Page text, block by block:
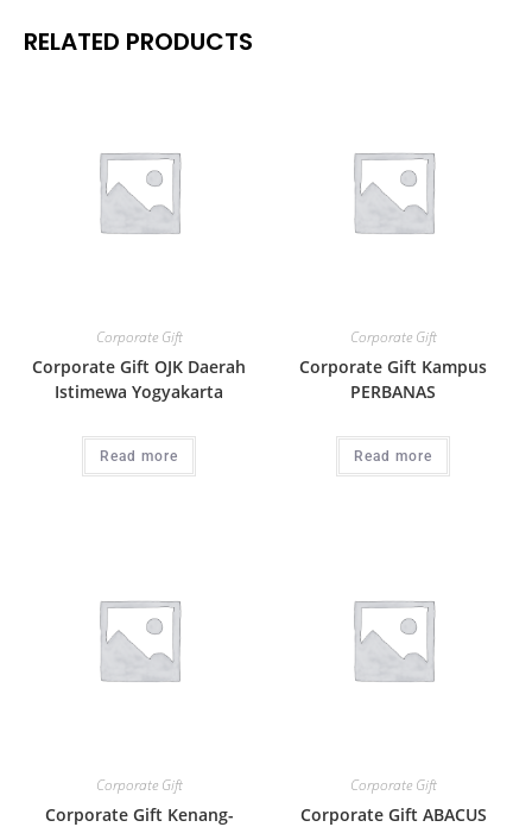
RELATED PRODUCTS
Corporate Gift
Corporate Gift OJK Daerah
Istimewa Yogyakarta
Read more
Corporate Gift
Corporate Gift Kampus
PERBANAS
Read more
Corporate Gift
Corporate Gift Kenang-
Corporate Gift
Corporate Gift ABACUS